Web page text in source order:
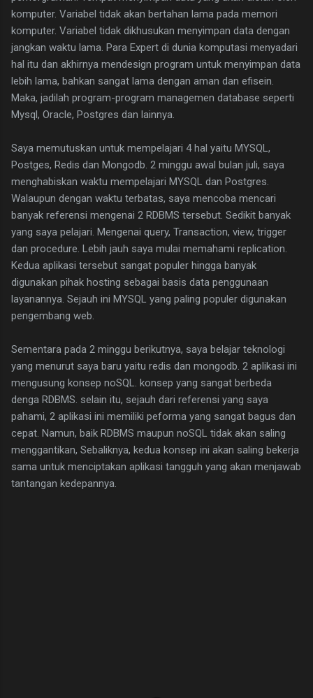
komputer. Variabel tidak akan bertahan lama pada memori
komputer. Variabel tidak dikhusukan menyimpan data dengan
jangkan waktu lama. Para Expert di dunia komputasi menyadari
hal itu dan akhirnya mendesign program untuk menyimpan data
lebih lama, bahkan sangat lama dengan aman dan efisein.
Maka, jadilah program-program managemen database seperti
Mysql, Oracle, Postgres dan lainnya.
Saya memutuskan untuk mempelajari 4 hal yaitu MYSQL,
Postges, Redis dan Mongodb. 2 minggu awal bulan juli, saya
menghabiskan waktu mempelajari MYSQL dan Postgres.
Walaupun dengan waktu terbatas, saya mencoba mencari
banyak referensi mengenai 2 RDBMS tersebut. Sedikit banyak
yang saya pelajari. Mengenai query, Transaction, view, trigger
dan procedure. Lebih jauh saya mulai memahami replication.
Kedua aplikasi tersebut sangat populer hingga banyak
digunakan pihak hosting sebagai basis data penggunaan
layanannya. Sejauh ini MYSQL yang paling populer digunakan
pengembang web.
Sementara pada 2 minggu berikutnya, saya belajar teknologi
yang menurut saya baru yaitu redis dan mongodb. 2 aplikasi ini
mengusung konsep noSQL. konsep yang sangat berbeda
denga RDBMS. selain itu, sejauh dari referensi yang saya
pahami, 2 aplikasi ini memiliki peforma yang sangat bagus dan
cepat. Namun, baik RDBMS maupun noSQL tidak akan saling
menggantikan, Sebaliknya, kedua konsep ini akan saling bekerja
sama untuk menciptakan aplikasi tangguh yang akan menjawab
tantangan kedepannya.